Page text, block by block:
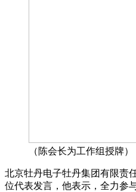
（陈会长为工作组授牌）
北京牡丹电子牡丹集团有限责
位代表发言，他表示，全力参